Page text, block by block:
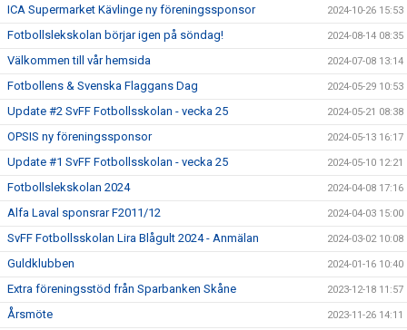
ICA Supermarket Kävlinge ny föreningssponsor 2024-10-26 15:53
Fotbollslekskolan börjar igen på söndag! 2024-08-14 08:35
Välkommen till vår hemsida 2024-07-08 13:14
Fotbollens & Svenska Flaggans Dag 2024-05-29 10:53
Update #2 SvFF Fotbollsskolan - vecka 25 2024-05-21 08:38
OPSIS ny föreningssponsor 2024-05-13 16:17
Update #1 SvFF Fotbollsskolan - vecka 25 2024-05-10 12:21
Fotbollslekskolan 2024 2024-04-08 17:16
Alfa Laval sponsrar F2011/12 2024-04-03 15:00
SvFF Fotbollsskolan Lira Blågult 2024 - Anmälan 2024-03-02 10:08
Guldklubben 2024-01-16 10:40
Extra föreningsstöd från Sparbanken Skåne 2023-12-18 11:57
Årsmöte 2023-11-26 14:11